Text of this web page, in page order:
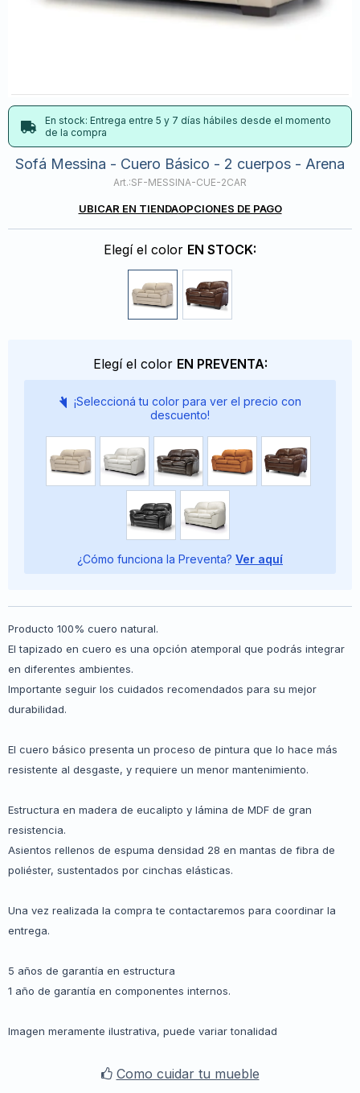
En stock: Entrega entre 5 y 7 días hábiles desde el momento
de la compra
Sofá Messina - Cuero Básico - 2 cuerpos - Arena
SF-MESSINA-CUE-2CAR
UBICAR EN TIENDAOPCIONES DE PAGO
Elegí el color EN STOCK:
Elegí el color EN PREVENTA:
¡Seleccioná tu color para ver el precio con
descuento!
¿Cómo funciona la Preventa? Ver aquí
Producto 100% cuero natural.
El tapizado en cuero es una opción atemporal que podrás integrar
en diferentes ambientes.
Importante seguir los cuidados recomendados para su mejor
durabilidad.
El cuero básico presenta un proceso de pintura que lo hace más
resistente al desgaste, y requiere un menor mantenimiento.
Estructura en madera de eucalipto y lámina de MDF de gran
resistencia.
Asientos rellenos de espuma densidad 28 en mantas de fibra de
poliéster, sustentados por cinchas elásticas.
Una vez realizada la compra te contactaremos para coordinar la
entrega.
5 años de garantía en estructura
1 año de garantía en componentes internos.
Imagen meramente ilustrativa, puede variar tonalidad
Como cuidar tu mueble